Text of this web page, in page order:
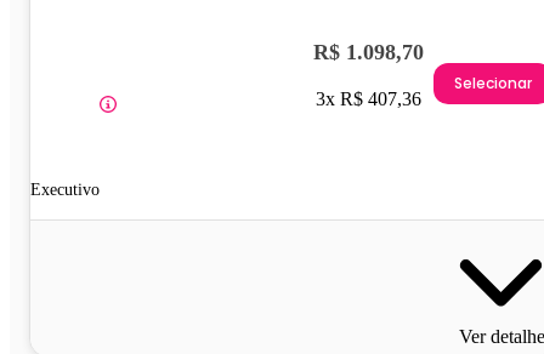
Executivo
R$ 1.098,70
3x R$ 407,36
Selecionar
Ver